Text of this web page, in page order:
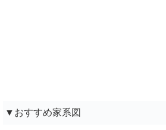
▼おすすめ家系図